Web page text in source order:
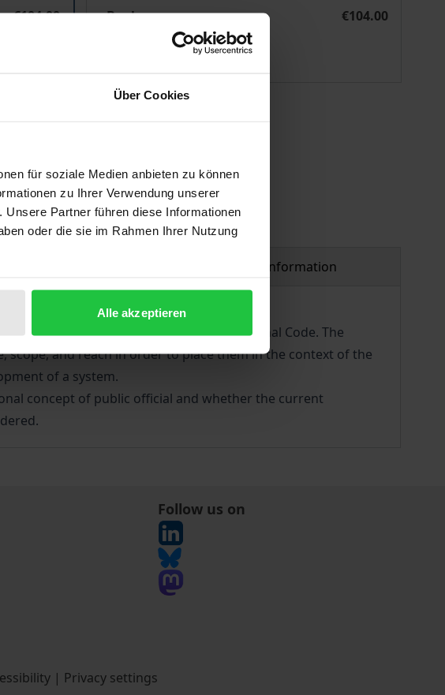
Über Cookies
für soziale Medien anbieten zu können
zu Ihrer Verwendung unserer
Partner führen diese Informationen
oder die sie im Rahmen Ihrer Nutzung
Alle akzeptieren
€104.00
eBook
€104.00
ISBN 978-3-7489-2128-8
VAT may vary at checkout.
Product safety information
of Section 11 (1) of the German Criminal Code. The
and reach in order to place them in the context of the
of a system.
concept of public official and whether the current
Follow us on
| Privacy settings